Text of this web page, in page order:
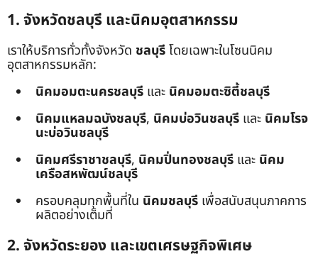
1. จังหวัดชลบุรี และนิคมอุตสาหกรรม
เราให้บริการทั่วทั้งจังหวัด ชลบุรีโดยเฉพาะในโซนนิคม
อุตสาหกรรมหลัก:
นิคมอมตะนครชลบุรี และ นิคมอมตะซิตี้ชลบุรี
นิคมแหลมฉบังชลบุรี, นิคมบ่อวินชลบุรี และ นิคมโรจ
นะบ่อวินชลบุรี
นิคมศรีราชาชลบุรี, นิคมปิ่นทองชลบุรี และ นิคม
เครือสหพัฒน์ชลบุรี
ครอบคลุมทุกพื้นที่ใน นิคมชลบุรี เพื่อสนับสนุนภาคการ
ผลิตอย่างเต็มที่
2. จังหวัดระยอง และเขตเศรษฐกิจพิเศษ